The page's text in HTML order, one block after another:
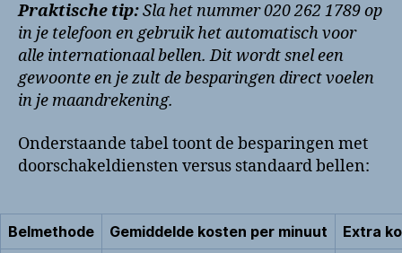
Praktische tip:Sla het nummer 020 262 1789 op
in je telefoon en gebruik het automatisch voor
alle internationaal bellen. Dit wordt snel een
gewoonte en je zult de besparingen direct voelen
in je maandrekening.
Onderstaande tabel toont de besparingen met
doorschakeldiensten versus standaard bellen:
Belmethode Gemiddelde kosten per minuut
Extra